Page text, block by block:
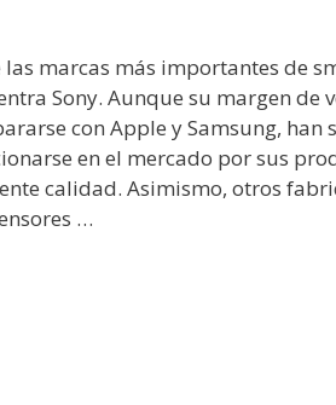
las marcas más importantes de
Sony. Aunque su margen de
con Apple y Samsung, han
en el mercado por sus
calidad. Asimismo, otros
…